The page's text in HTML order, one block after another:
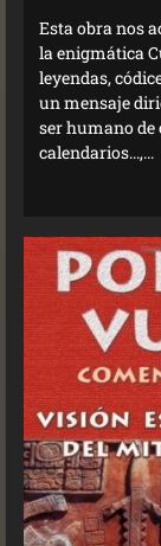
Esta obra nos
la enigmática
leyendas,
un mensaje
ser humano de
calendarios...,...